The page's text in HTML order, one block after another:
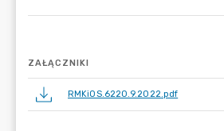
ZAŁĄCZNIKI
RMKiOS.6220.9.2022.pdf